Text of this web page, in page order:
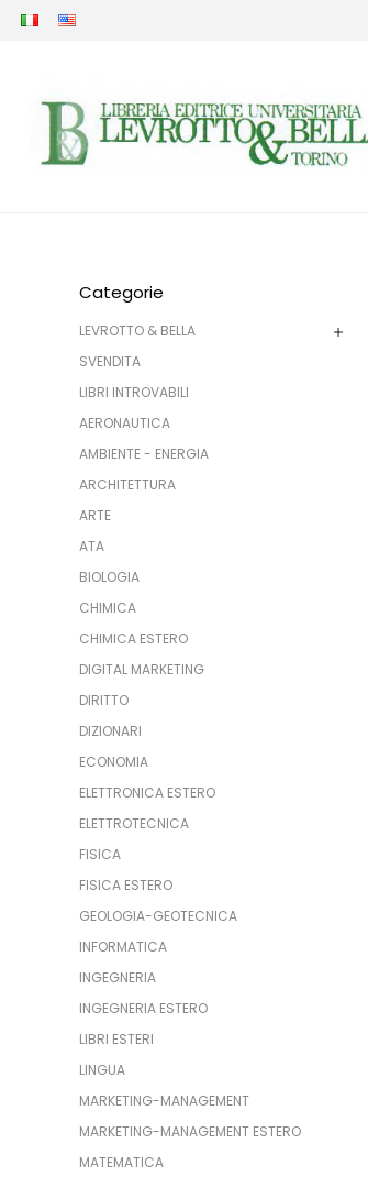
Categorie
LEVROTTO & BELLA
SVENDITA
LIBRI INTROVABILI
AERONAUTICA
AMBIENTE - ENERGIA
ARCHITETTURA
ARTE
ATA
BIOLOGIA
CHIMICA
CHIMICA ESTERO
DIGITAL MARKETING
DIRITTO
DIZIONARI
ECONOMIA
ELETTRONICA ESTERO
ELETTROTECNICA
FISICA
FISICA ESTERO
GEOLOGIA-GEOTECNICA
INFORMATICA
INGEGNERIA
INGEGNERIA ESTERO
LIBRI ESTERI
LINGUA
MARKETING-MANAGEMENT
MARKETING-MANAGEMENT ESTERO
MATEMATICA